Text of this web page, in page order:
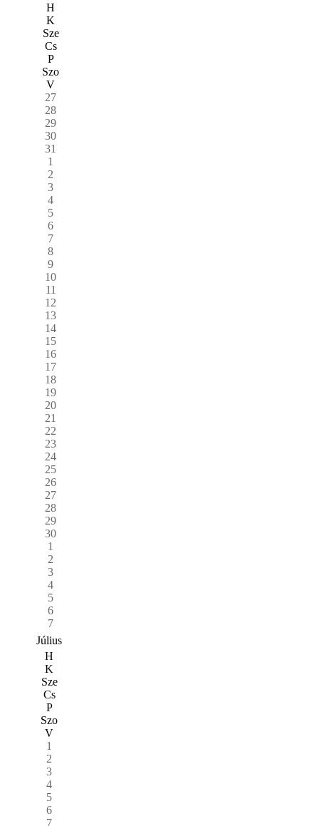
H
K
Sze
Cs
P
Szo
V
27
28
29
30
31
1
2
3
4
5
6
7
8
9
10
11
12
13
14
15
16
17
18
19
20
21
22
23
24
25
26
27
28
29
30
1
2
3
4
5
6
7
Július
H
K
Sze
Cs
P
Szo
V
1
2
3
4
5
6
7